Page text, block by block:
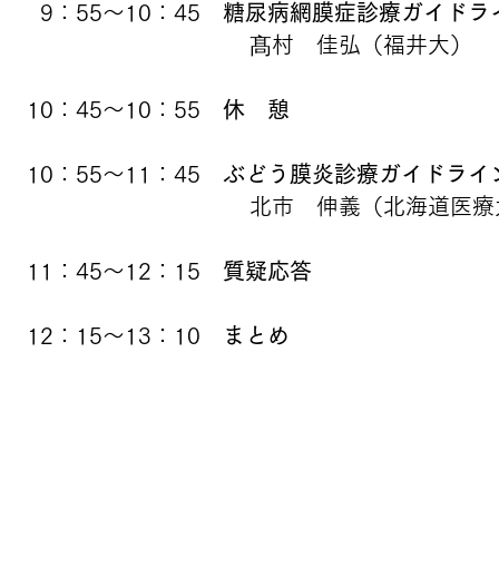
9：55～10：45 糖尿病網膜症診療ガイド
髙村 佳弘（福井大）
10：45～10：55 休 憩
10：55～11：45 ぶどう膜炎診療ガイドライ
北市 伸義（北海道医療
11：45～12：15 質疑応答
12：15～13：10 まとめ